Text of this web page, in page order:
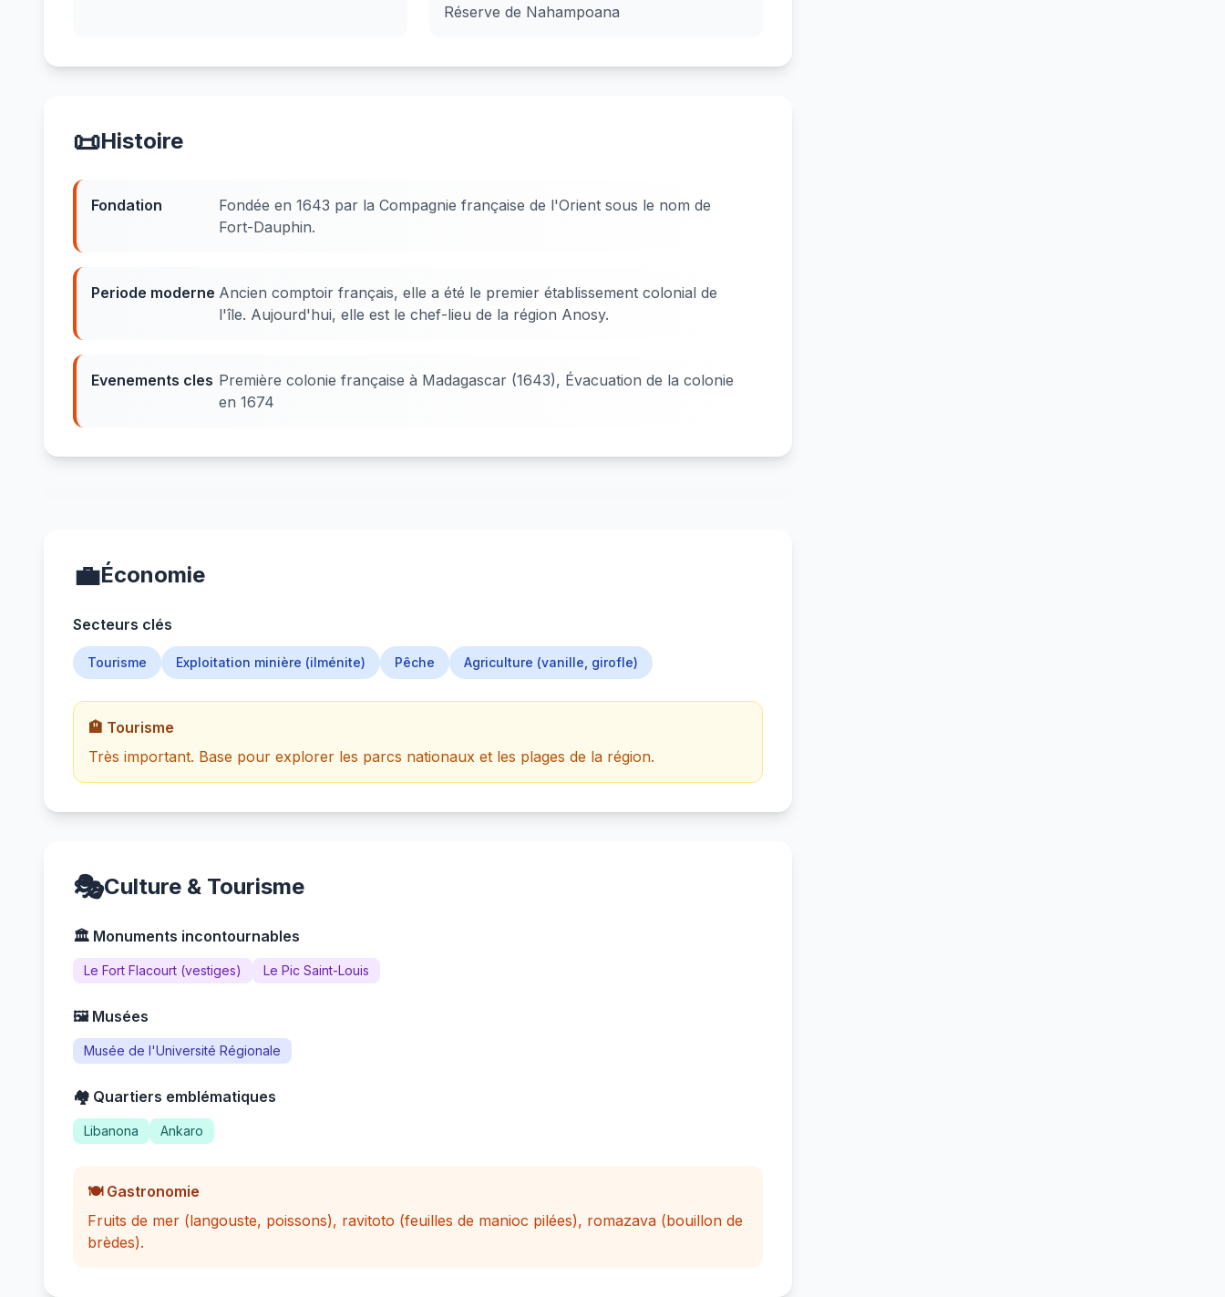
Réserve de Nahampoana
📜Histoire
Fondation
Fondée en 1643 par la Compagnie française de l'Orient sous le nom de
Fort-Dauphin.
Periode moderne Ancien comptoir français, elle a été le premier établissement colonial de
l'île. Aujourd'hui, elle est le chef-lieu de la région Anosy.
Evenements cles Première colonie française à Madagascar (1643), Évacuation de la colonie
en 1674
💼Économie
Secteurs clés
Tourisme Exploitation minière (ilménite) Pêche Agriculture (vanille, girofle)
🏨 Tourisme
Très important. Base pour explorer les parcs nationaux et les plages de la région.
🎭Culture & Tourisme
🏛️ Monuments incontournables
Le Fort Flacourt (vestiges) Le Pic Saint-Louis
🖼️ Musées
Musée de l'Université Régionale
🏘️ Quartiers emblématiques
Libanona Ankaro
🍽️ Gastronomie
Fruits de mer (langouste, poissons), ravitoto (feuilles de manioc pilées), romazava (bouillon de
brèdes).